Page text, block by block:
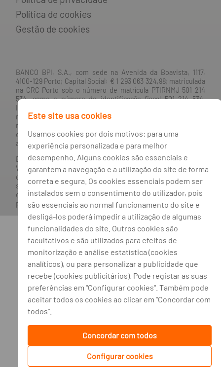
Política de cookies
Gestão de cookies
BANCO BPI, S.A., com sede na Avenida da Boavista, 1117,
4100-129 Porto; Capital Social: € 1 293 063 324,98; matriculada
na CRC Porto sob o número de matrícula PTIRNMJ 501 214
534, como o número de identificação fiscal 501 214 534.
Intermediário financeiro registado na CMVM com o n° 300 e
no Banco de Portugal sob o código n° 10. Agente de Seguros
n.º 419527591, registado junto da Autoridade de Supervisão
de Seguros e Fundos de Pensões em 21/01/2019, e autorizado
a exercer atividade nos Ramos de Seguro Vida e Não Vida.
Banco BPI ©. Todos os direitos reservados.
WebsiteAcessível.O Banco BPI não se responsabiliza por
quaisquer traduções do site efetuadas através do browser,
sendo a versão em língua portuguesa a única versão oficial,
que prevalecerá em qualquer caso. Este site encontra-se em
processo de adoção do novo acordo ortográfico.
Este site usa cookies
Usamos cookies por dois motivos: para uma
experiência personalizada e para melhor
desempenho. Alguns cookies são essenciais e
garantem a navegação e a utilização do site de forma
correta e segura. Os cookies essenciais podem ser
instalados sem o consentimento do utilizador, pois
são essenciais ao normal funcionamento do site e
desligá-los poderá impedir a utilização de algumas
funcionalidades do site. Outros cookies são
facultativos e são utilizados para efeitos de
monitorização e análise estatística (cookies
analíticos), ou para personalizar a publicidade que
recebe (cookies publicitários). Pode registar as suas
preferências em "Configurar cookies". Também pode
aceitar todos os cookies ao clicar em "Concordar com
todos".
Concordar com todos
Configurar cookies